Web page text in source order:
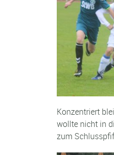
Konzentriert
wollte nicht in
zum